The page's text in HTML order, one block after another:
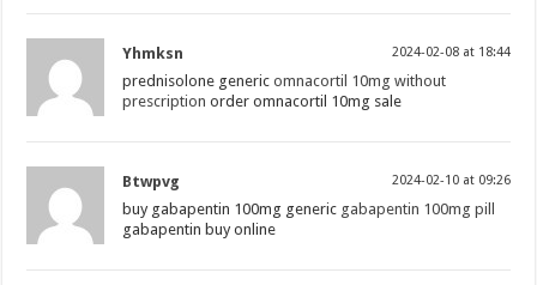
Yhmksn 2024-02-08 at 18:44
prednisolone genericomnacortil 10mg without
prescription order omnacortil 10mg sale
Btwpvg 2024-02-10 at 09:26
buy gabapentin 100mg generic gabapentin 100mg pill
gabapentin buy online